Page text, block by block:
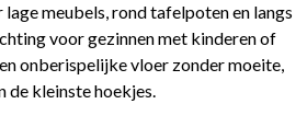
meubels, rond tafelpoten en langs
voor gezinnen met kinderen of
onberispelijke vloer zonder moeite,
de kleinste hoekjes.